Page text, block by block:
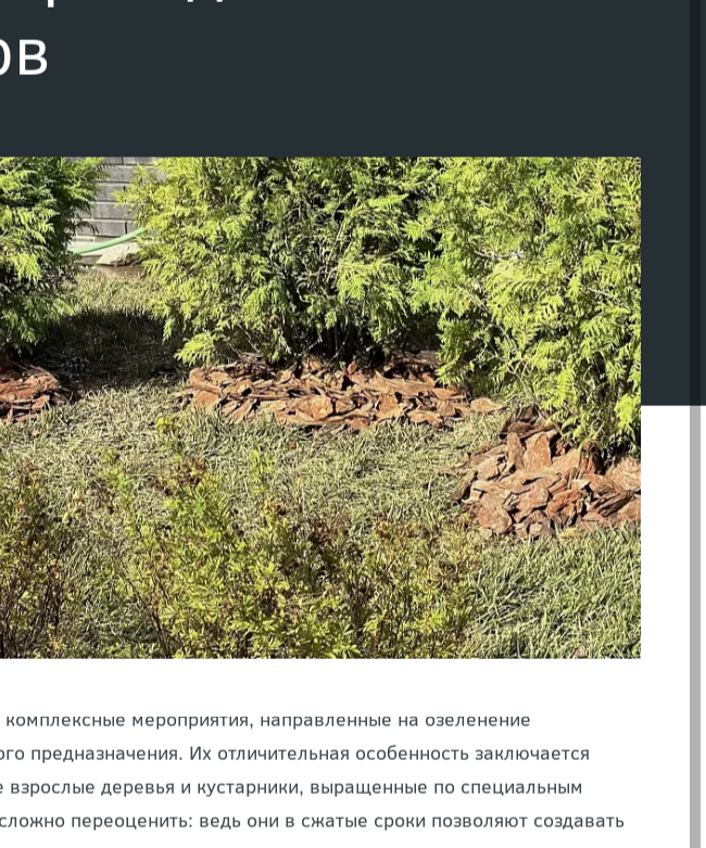
мероприятия, направленные на озеленение
предназначения. Их отличительная особенность заключается
взрослые деревья и кустарники, выращенные по специальным
переоценить: ведь они в сжатые сроки позволяют создавать